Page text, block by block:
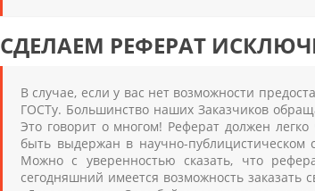
СДЕЛАЕМ РЕФЕРАТ
В случае, если у вас нет возможности
ГОСТу. Большинство наших Заказчиков
Это говорит о многом! Реферат должен
быть выдержан в научно-публицистическом
Можно с уверенностью сказать, что
сегодняшний имеется возможность заказать